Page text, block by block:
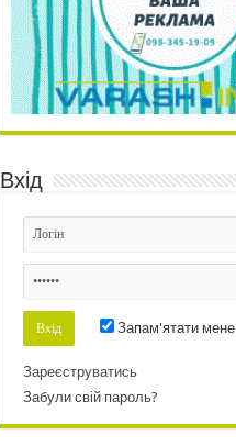
Вхід
Запам'ятати мене
Зареєструватись
Забули свій пароль?